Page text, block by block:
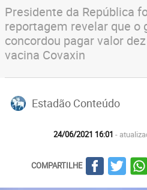
Presidente da República
reportagem revelar que o
concordou pagar valor
vacina Covaxin
Estadão Conteúdo
24/06/2021 16:01 -
COMPARTILHE